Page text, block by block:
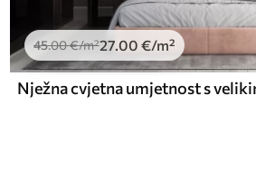
45.00€/m²27.00 €/m²